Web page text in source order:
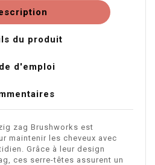
du produit
d'emploi
zag Brushworks est
maintenir les cheveux avec
Grâce à leur design
ces serre-têtes assurent un